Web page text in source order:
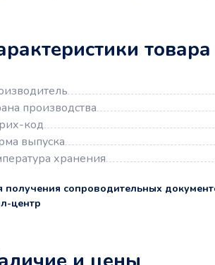
товара
производства
код
выпуска
хранения
получения сопроводительных
центр